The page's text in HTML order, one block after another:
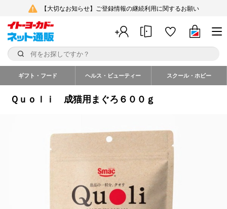
【大切なお知らせ】ご登録情報の継続利用に関するお願い
ギフト・フード ヘルス・ビューティー スクール・ホビー
Ｑｕｏｌｉ 成猫用まぐろ６００ｇ